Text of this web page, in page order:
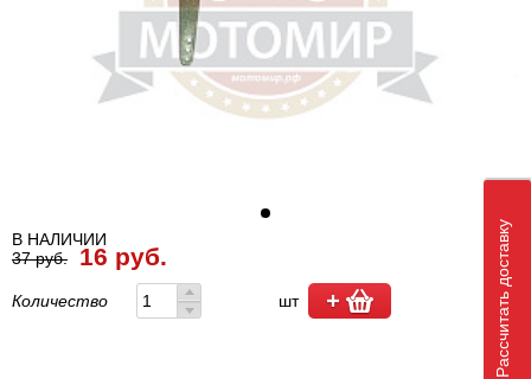
В НАЛИЧИИ
37 руб.
16 руб.
Количество шт Рассчитать доставку